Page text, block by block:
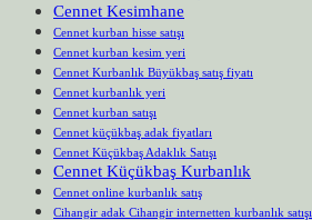
Cennet Kesimhane
Cennet kurban hisse satışı
Cennet kurban kesim yeri
Cennet Kurbanlık Büyükbaş satış fiyatı
Cennet kurbanlık yeri
Cennet kurban satışı
Cennet küçükbaş adak fiyatları
Cennet Küçükbaş Adaklık Satışı
Cennet Küçükbaş Kurbanlık
Cennet online kurbanlık satış
Cihangir adak Cihangir internetten kurbanlık satışı